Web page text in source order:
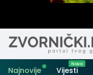
Najnovije Vijesti